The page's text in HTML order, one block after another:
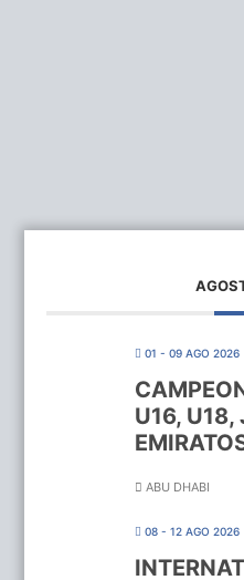
01 - 09 AGO 2026
U16, U18,
ABU DHABI
08 - 12 AGO 2026